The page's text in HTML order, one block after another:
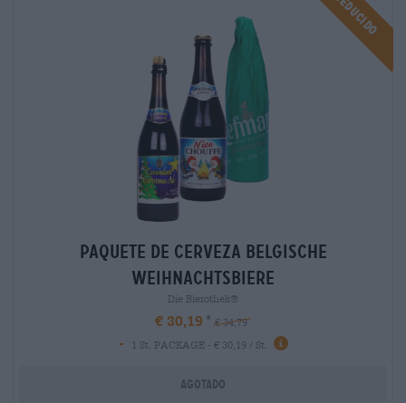
Reducido
paquete de cerveza belgische
weihnachtsbiere
Die Bierothek®
€ 30,19 € 34,79
- 1 St. PACKAGE - € 30,19 / St.
Agotado